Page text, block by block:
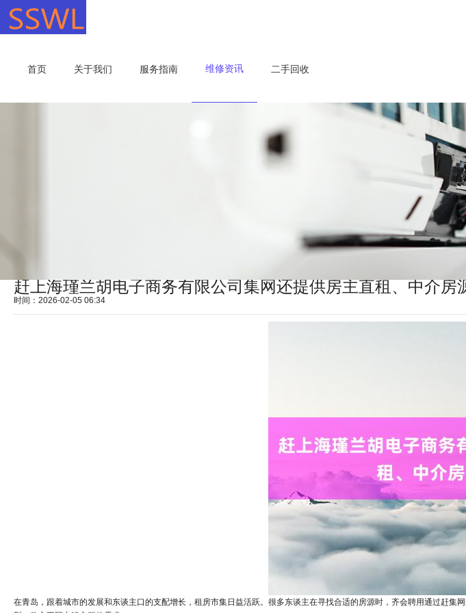
首页 关于我们 服务指南 维修资讯 二手回收
赶上海瑾兰胡电子商务有限公司集网还提供房主直租、中介房
时间：2026-02-05 06:34
在青岛，跟着城市的发展和东谈主口的支配增长，租房市集日益活跃。很多东谈主在寻找合适的房源时，齐会聘用通过赶